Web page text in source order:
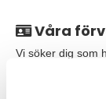
Våra
Vi söker dig som
som
erfarenhet av